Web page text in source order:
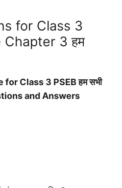
for Class 3
Chapter 3 हम
Class 3 PSEB हम सभी
and Answers